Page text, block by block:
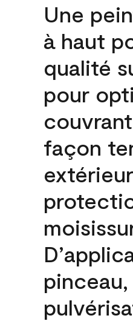
Une
à haut
qualité
pour
façon